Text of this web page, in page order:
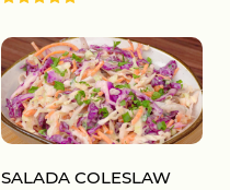
SALADA COLESLAW